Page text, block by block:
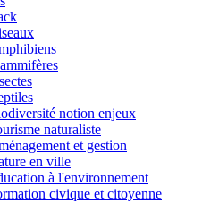
notion enjeux
naturaliste
et gestion
en ville
à l'environnement
civique et citoyenne